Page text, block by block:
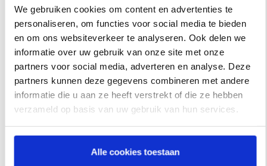
We gebruiken cookies om content en advertenties te
personaliseren, om functies voor social media te bieden
en om ons websiteverkeer te analyseren. Ook delen we
informatie over uw gebruik van onze site met onze
partners voor social media, adverteren en analyse. Deze
partners kunnen deze gegevens combineren met andere
informatie die u aan ze heeft verstrekt of die ze hebben
verzameld op basis van uw gebruik van hun services.
Alle cookies toestaan
onder meer: e-commerce betaaloplossingen (iDEAL,
PayPal, creditcards & achteraf betalen), betalen of
doneren via QR, subscription services en credit
management.